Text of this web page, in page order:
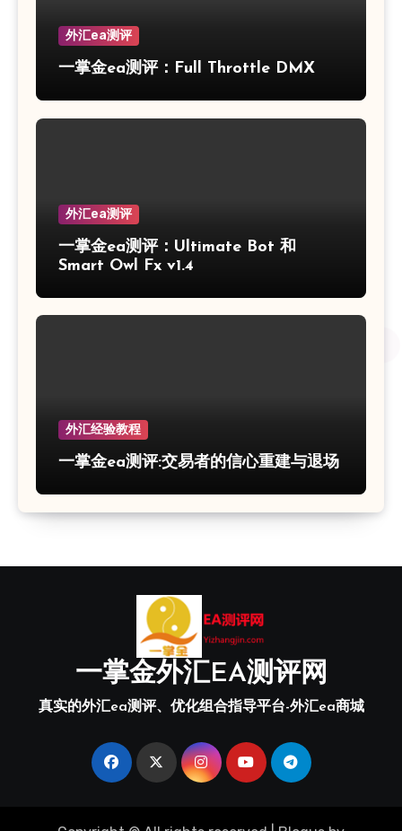
外汇ea测评
一掌金ea测评：Full Throttle DMX
外汇ea测评
一掌金ea测评：Ultimate Bot 和
Smart Owl Fx v1.4
外汇经验教程
一掌金ea测评:交易者的信心重建与退场
一掌金外汇EA测评网
真实的外汇ea测评、优化组合指导平台-外汇ea商城